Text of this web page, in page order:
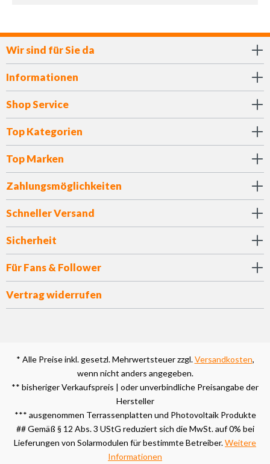
Wir sind für Sie da
Informationen
Shop Service
Top Kategorien
Top Marken
Zahlungsmöglichkeiten
Schneller Versand
Sicherheit
Für Fans & Follower
Vertrag widerrufen
* Alle Preise inkl. gesetzl. Mehrwertsteuer zzgl.Versandkosten,
wenn nicht anders angegeben.
** bisheriger Verkaufspreis | oder unverbindliche Preisangabe der
Hersteller
*** ausgenommen Terrassenplatten und Photovoltaik Produkte
## Gemäß § 12 Abs. 3 UStG reduziert sich die MwSt. auf 0% bei
Lieferungen von Solarmodulen für bestimmte Betreiber.Weitere
Informationen